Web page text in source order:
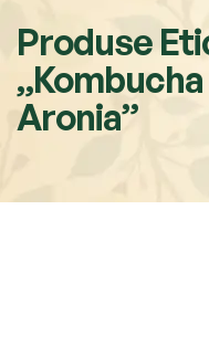
Produse
Aronia”